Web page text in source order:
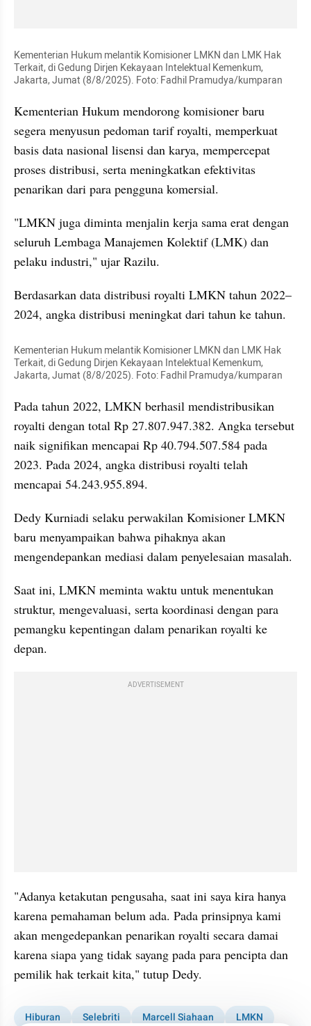
Kementerian Hukum melantik Komisioner LMKN dan LMK Hak
Terkait, di Gedung Dirjen Kekayaan Intelektual Kemenkum,
Jakarta, Jumat (8/8/2025). Foto: Fadhil Pramudya/kumparan
Kementerian Hukum mendorong komisioner baru
segera menyusun pedoman tarif royalti, memperkuat
basis data nasional lisensi dan karya, mempercepat
proses distribusi, serta meningkatkan efektivitas
penarikan dari para pengguna komersial.
"LMKN juga diminta menjalin kerja sama erat dengan
seluruh Lembaga Manajemen Kolektif (LMK) dan
pelaku industri," ujar Razilu.
Berdasarkan data distribusi royalti LMKN tahun 2022–
2024, angka distribusi meningkat dari tahun ke tahun.
Kementerian Hukum melantik Komisioner LMKN dan LMK Hak
Terkait, di Gedung Dirjen Kekayaan Intelektual Kemenkum,
Jakarta, Jumat (8/8/2025). Foto: Fadhil Pramudya/kumparan
Pada tahun 2022, LMKN berhasil mendistribusikan
royalti dengan total Rp 27.807.947.382. Angka tersebut
naik signifikan mencapai Rp 40.794.507.584 pada
2023. Pada 2024, angka distribusi royalti telah
mencapai 54.243.955.894.
Dedy Kurniadi selaku perwakilan Komisioner LMKN
baru menyampaikan bahwa pihaknya akan
mengendepankan mediasi dalam penyelesaian masalah.
Saat ini, LMKN meminta waktu untuk menentukan
struktur, mengevaluasi, serta koordinasi dengan para
pemangku kepentingan dalam penarikan royalti ke
depan.
ADVERTISEMENT
"Adanya ketakutan pengusaha, saat ini saya kira hanya
karena pemahaman belum ada. Pada prinsipnya kami
akan mengedepankan penarikan royalti secara damai
karena siapa yang tidak sayang pada para pencipta dan
pemilik hak terkait kita," tutup Dedy.
Hiburan Selebriti Marcell Siahaan LMKN